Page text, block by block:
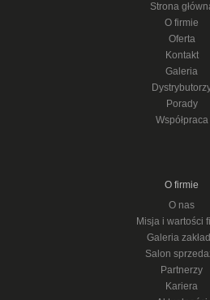
Strona
O firmie
Oferta
Kontakt
Galeria
Porady
Współpraca
O firmie
O nas
Misja i wartości
Galeria
Salon
Partnerzy
Kariera